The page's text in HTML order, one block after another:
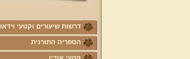
דרשות שיעורים וקטעי וידאו
הספריה התורנית